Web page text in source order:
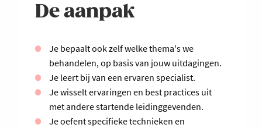
De aanpak
Je bepaalt ook zelf welke thema's we
behandelen, op basis van jouw uitdagingen.
Je leert bij van een ervaren specialist.
Je wisselt ervaringen en best practices uit
met andere startende leidinggevenden.
Je oefent specifieke technieken en